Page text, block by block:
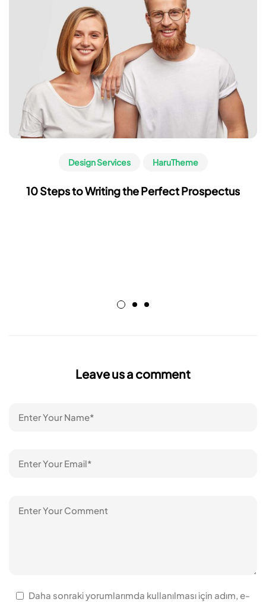
Design Services HaruTheme
10 Steps to Writing the Perfect Prospectus
Leave us a comment
Daha sonraki yorumlarımda kullanılması için adım, e-